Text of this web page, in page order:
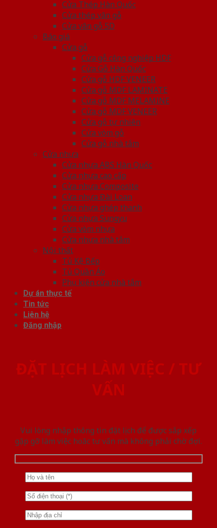
Cửa Thép Hàn Quốc
Cửa thép vân gỗ
Cửa vân gỗ 5D
Báo giá
Cửa gỗ
Cửa gỗ công nghiệp HDF
Cửa Gỗ Hàn Quốc
Cửa gỗ HDF VENEER
Cửa gỗ MDF LAMINATE
Cửa gỗ MDF MELAMINE
Cửa gỗ MDF VENEER
Cửa gỗ tự nhiên
Cửa vòm gỗ
Cửa gỗ nhà tắm
Cửa nhựa
Cửa nhựa ABS Hàn Quốc
Cửa nhựa cao cấp
Cửa nhựa Composite
Cửa nhựa Đài Loan
Cửa nhựa ghép thanh
Cửa nhựa Sungyu
Cửa vòm nhựa
Cửa nhựa nhà tắm
Nội thất
Tủ Kệ Bếp
Tủ Quần Áo
Phụ kiện cửa nhà tắm
Dự án thực tế
Tin tức
Liên hệ
Đăng nhập
ĐẶT LỊCH LÀM VIỆC / TƯ
VẤN
Vui lòng nhập thông tin đặt lịch để được sắp xếp
gặp gỡ làm việc hoăc tư vấn mà không phải chờ đợi.